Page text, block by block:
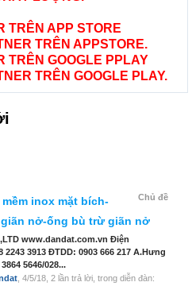
TRÊN APP STORE
TRÊN APPSTORE.
TRÊN GOOGLE PPLAY
TRÊN GOOGLE PLAY.
Chủ đề
inox mặt bích-
nở-ống bù trừ giãn nở
www.dandat.com.vn Điện
2243 3913 ĐTDD: 0903 666 217 A.Hưng
5646/028...
4/5/18 , 2 lần trả lời, trong diễn đàn: